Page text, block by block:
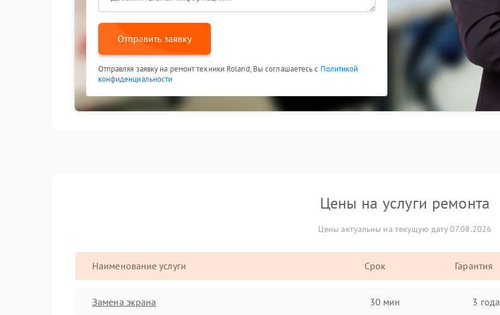
Отправить заявку
Отправляя заявку на ремонт техники Roland, Вы соглашаетесь с Политикой
конфиденциальности
Цены на услуги ремонта
Цены актуальны на текущую дату 07.08.2026
Наименование услуги Срок Гарантия
Замена экрана 30 мин 3 года